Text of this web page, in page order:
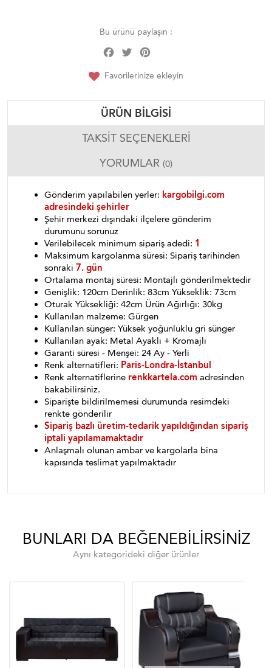
Bu ürünü paylaşın :
Facebook
Twitter
Favorilerinize ekleyin
ÜRÜN BILGISI
TAKSIT SEÇENEKLERI
YORUMLAR (0)
Gönderim yapılabilen yerler: kargobilgi.com
adresindeki şehirler
Şehir merkezi dışındaki ilçelere gönderim
durumunu sorunuz
Verilebilecek minimum sipariş adedi: 1
Maksimum kargolanma süresi: Sipariş tarihinden
sonraki 7. gün
Ortalama montaj süresi: Montajlı gönderilmektedir
Genişlik: 120cm Derinlik: 83cm Yükseklik: 73cm
Oturak Yüksekliği: 42cm Ürün Ağırlığı: 30kg
Kullanılan malzeme: Gürgen
Kullanılan sünger: Yüksek yoğunluklu gri sünger
Kullanılan ayak: Metal Ayaklı + Kromajlı
Garanti süresi - Menşei: 24 Ay - Yerli
Renk alternatifleri: Paris-Londra-İstanbul
Renk alternatiflerine renkkartela.com adresinden
bakabilirsiniz.
Siparişte bildirilmemesi durumunda resimdeki
renkte gönderilir
Sipariş bazlı üretim-tedarik yapıldığından sipariş
iptali yapılamamaktadır
Anlaşmalı olunan ambar ve kargolarla bina
kapısında teslimat yapılmaktadır
BUNLARI DA BEĞENEBILIRSINIZ
Aynı kategorideki diğer ürünler